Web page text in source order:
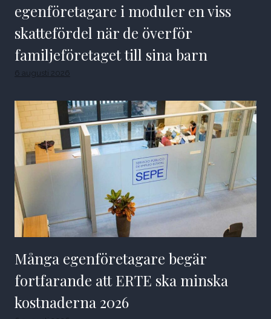
egenföretagare i moduler en viss
skattefördel när de överför
familjeföretaget till sina barn
6 augusti 2026
Många egenföretagare begär
fortfarande att ERTE ska minska
kostnaderna 2026